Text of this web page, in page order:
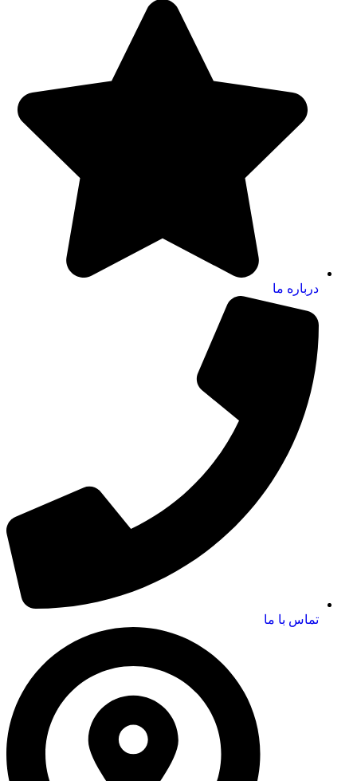
درباره ما
تماس با ما